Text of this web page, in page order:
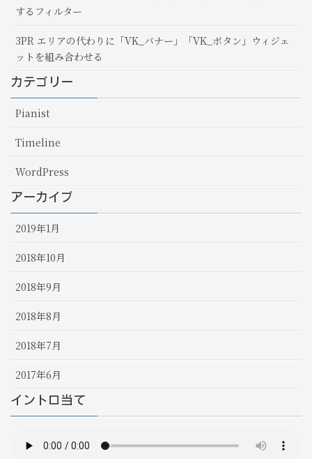
するフィルター
3PR エリアの代わりに「VK_バナー」「VK_ボタン」ウィジェ
ットを組み合わせる
カテゴリー
Pianist
Timeline
WordPress
アーカイブ
2019年1月
2018年10月
2018年9月
2018年8月
2018年7月
2017年6月
イントロ当て